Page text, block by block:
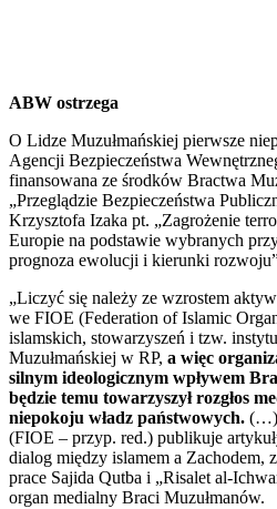
ABW ostrzega
O Lidze Muzułmańskiej pierwsze
Agencji Bezpieczeństwa
finansowana ze środków Bractwa
„Przeglądzie Bezpieczeństwa
Krzysztofa Izaka pt. „Zagrożenie
Europie na podstawie wybranych
prognoza ewolucji i kierunki
„Liczyć się należy ze wzrostem
we FIOE (Federation of Islamic
islamskich, stowarzyszeń i tzw.
Muzułmańskiej w RP, a więc
silnym ideologicznym wpływem
będzie temu towarzyszył rozgłos
niepokoju władz państwowych. (…)
(FIOE – przyp. red.) publikuje
dialog między islamem a Zachodem,
prace Sajida Qutba i „Risalet al-
organ medialny Braci Muzułmanów.